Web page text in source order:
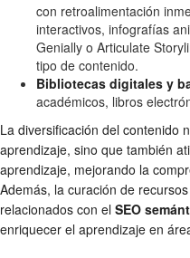
con retroalimentación
interactivos, infografías
Genially o Articulate
tipo de contenido.
Bibliotecas digitales y
académicos, libros
La diversificación del contenido
aprendizaje, sino que también
aprendizaje, mejorando la
Además, la curación de
relacionados con el SEO
enriquecer el aprendizaje en